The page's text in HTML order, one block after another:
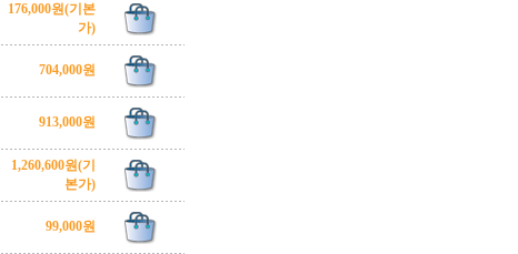
176,000원(기본
가)
704,000원
913,000원
1,260,600원(기
본가)
99,000원